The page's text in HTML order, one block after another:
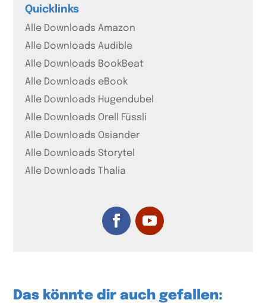
Quicklinks
Alle Downloads Amazon
Alle Downloads Audible
Alle Downloads BookBeat
Alle Downloads eBook
Alle Downloads Hugendubel
Alle Downloads Orell Füssli
Alle Downloads Osiander
Alle Downloads Storytel
Alle Downloads Thalia
Das könnte dir auch gefallen: